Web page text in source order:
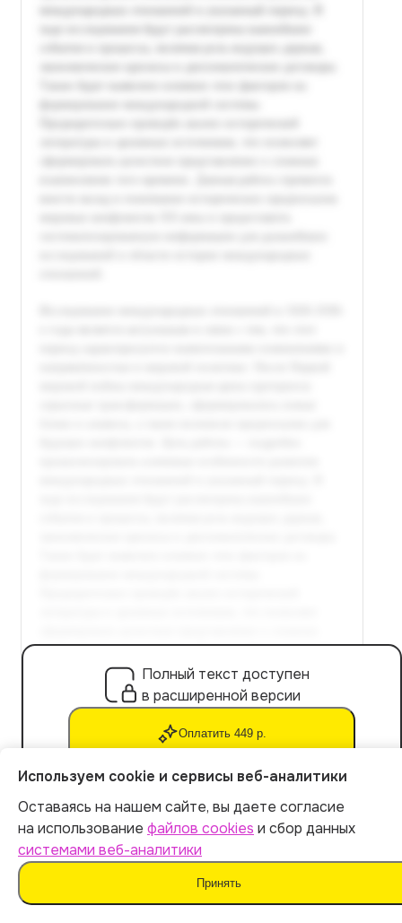
Полный текст доступен
в расширенной версии
Оплатить 449 р.
Расчет стоимости
Экспорт файла в Word
Используем cookie и сервисы веб-аналитики
Оставаясь на нашем сайте, вы даете согласие
на использование файлов cookies и сбор данных
системами веб-аналитики
Принять